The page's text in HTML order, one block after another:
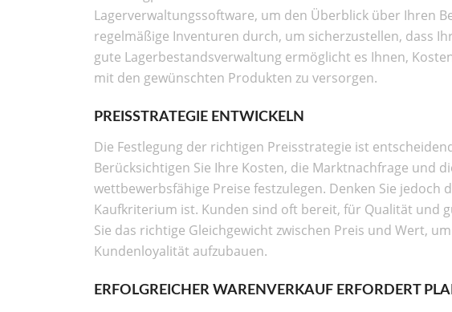
Lagerverwaltungssoftware, um den Überblick über Ihren
regelmäßige Inventuren durch, um sicherzustellen, dass
gute Lagerbestandsverwaltung ermöglicht es Ihnen,
mit den gewünschten Produkten zu versorgen.
PREISSTRATEGIE ENTWICKELN
Die Festlegung der richtigen Preisstrategie ist
Berücksichtigen Sie Ihre Kosten, die Marktnachfrage und
wettbewerbsfähige Preise festzulegen. Denken Sie jedoch
Kaufkriterium ist. Kunden sind oft bereit, für Qualität und
Sie das richtige Gleichgewicht zwischen Preis und Wert,
Kundenloyalität aufzubauen.
ERFOLGREICHER WARENVERKAUF ERFORDERT